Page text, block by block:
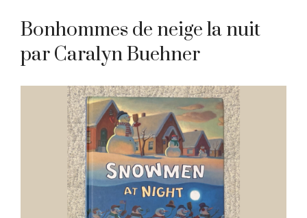
Bonhommes de neige la nuit
par Caralyn Buehner